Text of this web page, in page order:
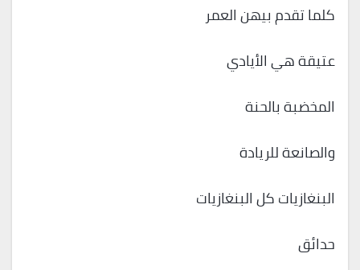
كلما تقدم بيهن العمر
عتيقة هي الأيادي
المخضبة بالحنة
والصانعة للريادة
البنغازيات كل البنغازيات
حدائق